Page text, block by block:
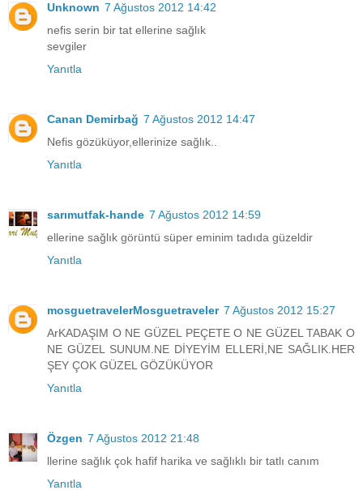
Unknown 7 Ağustos 2012 14:42
nefis serin bir tat ellerine sağlık
sevgiler
Yanıtla
Canan Demirbağ 7 Ağustos 2012 14:47
Nefis gözüküyor,ellerinize sağlık..
Yanıtla
sarımutfak-hande 7 Ağustos 2012 14:59
ellerine sağlık görüntü süper eminim tadıda güzeldir
Yanıtla
mosguetravelerMosguetraveler 7 Ağustos 2012 15:27
ArKADAŞIM O NE GÜZEL PEÇETE O NE GÜZEL TABAK O
NE GÜZEL SUNUM.NE DİYEYİM ELLERİ,NE SAĞLIK.HER
ŞEY ÇOK GÜZEL GÖZÜKÜYOR
Yanıtla
Özgen 7 Ağustos 2012 21:48
llerine sağlık çok hafif harika ve sağlıklı bir tatlı canım
Yanıtla